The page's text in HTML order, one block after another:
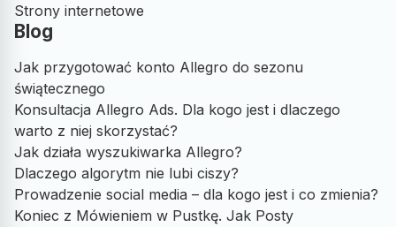
Strony internetowe
Blog
Jak przygotować konto Allegro do sezonu
świątecznego
Konsultacja Allegro Ads. Dla kogo jest i dlaczego
warto z niej skorzystać?
Jak działa wyszukiwarka Allegro?
Dlaczego algorytm nie lubi ciszy?
Prowadzenie social media – dla kogo jest i co zmienia?
Koniec z Mówieniem w Pustkę. Jak Posty